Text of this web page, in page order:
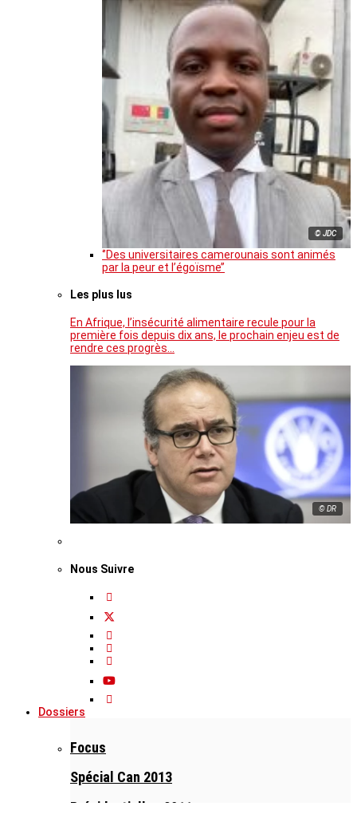
© JDC
‘’Des universitaires camerounais sont animés
par la peur et l’égoïsme’’
Les plus lus
En Afrique, l’insécurité alimentaire recule pour la
première fois depuis dix ans, le prochain enjeu est de
rendre ces progrès…
© DR
Nous Suivre
Dossiers
Focus
Spécial Can 2013
Présidentielles 2011